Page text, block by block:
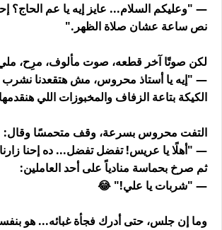
— "وعليكم السلام... عايز إيه يا عم الحاج؟
نص ساعة عشان صلاة الظهر."
لكن صوتًا آخر قطعه، صوت مألوف، مرِح،
— "إيه يا أستاذ محروس، مش هتقعدنا
الكيكة بتاعة الزفاف والمخبوزات اللي
التفت محروس بسرعة، وقف متحمسًا وقال:
— "أهلًا يا عريس! تفضل تفضل... ده إحنا
ثم صرخ بحماسة منادياً على أحد العاملين:
— "شربات يا علي!" 😂
وما إن جلس، حتى أدرك فجأة غبائه... هو